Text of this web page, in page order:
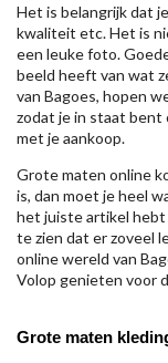
Het is belangrijk dat
kwaliteit etc. Het is
een leuke foto.
beeld heeft van wat
van Bagoes, hopen
zodat je in staat bent
met je aankoop.
Grote maten online
is, dan moet je heel
het juiste artikel hebt
te zien dat er zoveel
online wereld van
Volop genieten voor
Grote maten